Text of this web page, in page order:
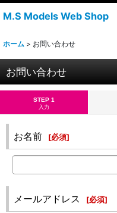
M.S Models Web Shop
ホーム > お問い合わせ
お問い合わせ
STEP 1
入力
お名前 [必須]
メールアドレス [必須]